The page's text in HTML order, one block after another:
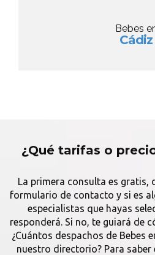
Bebes
Cádiz
¿Qué tarifas o
La primera consulta es gratis,
formulario de contacto y si es
especialistas que hayas
responderá. Si no, te guiará de
¿Cuántos despachos de Bebes
nuestro directorio? Para saber